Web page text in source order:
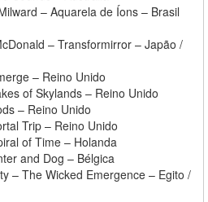
– Aquarela de Íons – Brasil
– Transformirror – Japão /
– Reino Unido
of Skylands – Reino Unido
– Reino Unido
Trip – Reino Unido
of Time – Holanda
and Dog – Bélgica
– The Wicked Emergence – Egito /